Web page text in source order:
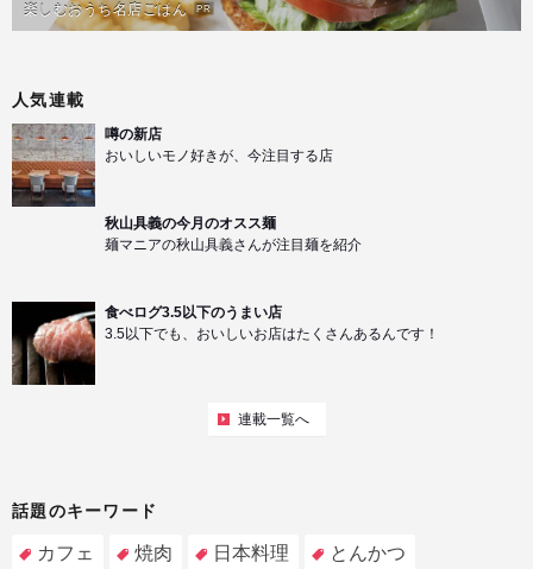
楽しむおうち名店ごはん PR
人気連載
噂の新店
おいしいモノ好きが、今注目する店
秋山具義の今月のオスス麺
麺マニアの秋山具義さんが注目麺を紹介
食べログ3.5以下のうまい店
3.5以下でも、おいしいお店はたくさんあるんです！
連載一覧へ
話題のキーワード
カフェ 焼肉 日本料理 とんかつ